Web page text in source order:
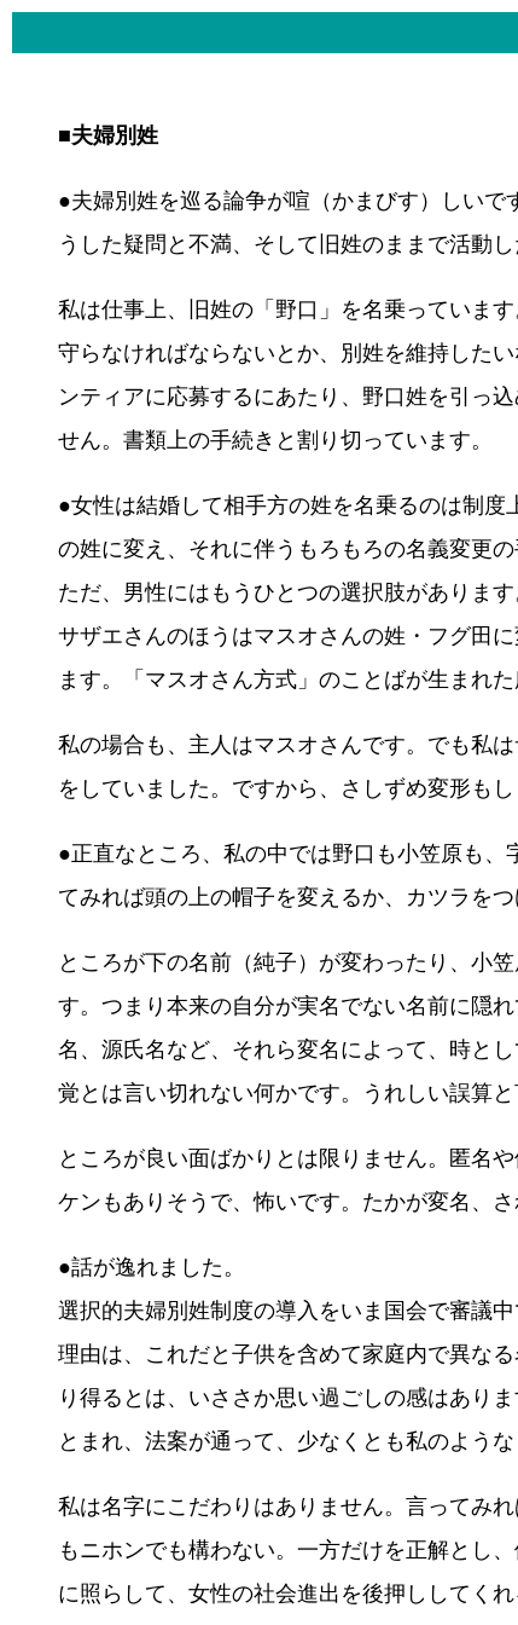
■夫婦別姓
●夫婦別姓を巡る論争が喧（かまびす）しい
うした疑問と不満、そして旧姓のままで活動
私は仕事上、旧姓の「野口」を名乗っていま
守らなければならないとか、別姓を維持した
ンティアに応募するにあたり、野口姓を引っ
せん。書類上の手続きと割り切っています。
●女性は結婚して相手方の姓を名乗るのは制
の姓に変え、それに伴うもろもろの名義変更の
ただ、男性にはもうひとつの選択肢がありま
サザエさんのほうはマスオさんの姓・フグ田
ます。「マスオさん方式」のことばが生まれた
私の場合も、主人はマスオさんです。でも私
をしていました。ですから、さしずめ変形も
●正直なところ、私の中では野口も小笠原も
てみれば頭の上の帽子を変えるか、カツラを
ところが下の名前（純子）が変わったり、小
す。つまり本来の自分が実名でない名前に隠
名、源氏名など、それら変名によって、時と
覚とは言い切れない何かです。うれしい誤算と
ところが良い面ばかりとは限りません。匿名
ケンもありそうで、怖いです。たかが変名、
●話が逸れました。
選択的夫婦別姓制度の導入をいま国会で審議
理由は、これだと子供を含めて家庭内で異な
り得るとは、いささか思い過ごしの感はありま
とまれ、法案が通って、少なくとも私のよう
私は名字にこだわりはありません。言ってみ
もニホンでも構わない。一方だけを正解とし
に照らして、女性の社会進出を後押ししてく